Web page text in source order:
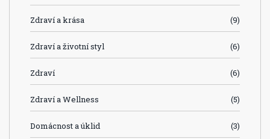
Zdraví a krása (9)
Zdraví a životní styl (6)
Zdraví (6)
Zdraví a Wellness (5)
Domácnost a úklid (3)